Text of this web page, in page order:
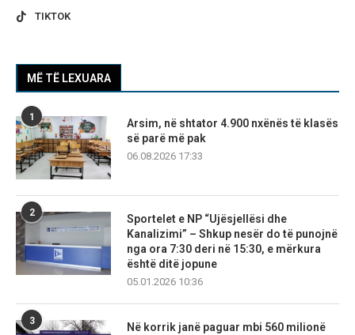
TIKTOK
MË TË LEXUARA
1
Arsim, në shtator 4.900 nxënës të klasës
së parë më pak
06.08.2026 17:33
2
Sportelet e NP “Ujësjellësi dhe
Kanalizimi” – Shkup nesër do të punojnë
nga ora 7:30 deri në 15:30, e mërkura
është ditë jopune
05.01.2026 10:36
3
Në korrik janë paguar mbi 560 milionë